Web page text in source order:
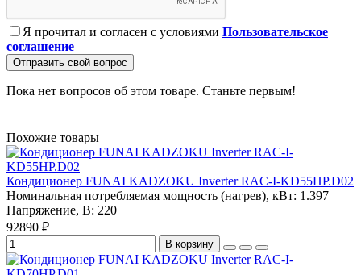
Я прочитал и согласен с условиями Пользовательское
соглашение
Отправить свой вопрос
Пока нет вопросов об этом товаре. Станьте первым!
Похожие товары
Кондиционер FUNAI KADZOKU Inverter RAC-I-KD55HP.D02
Номинальная потребляемая мощность (нагрев), кВт: 1.397
Напряжение, В: 220
92890 ₽
В корзину